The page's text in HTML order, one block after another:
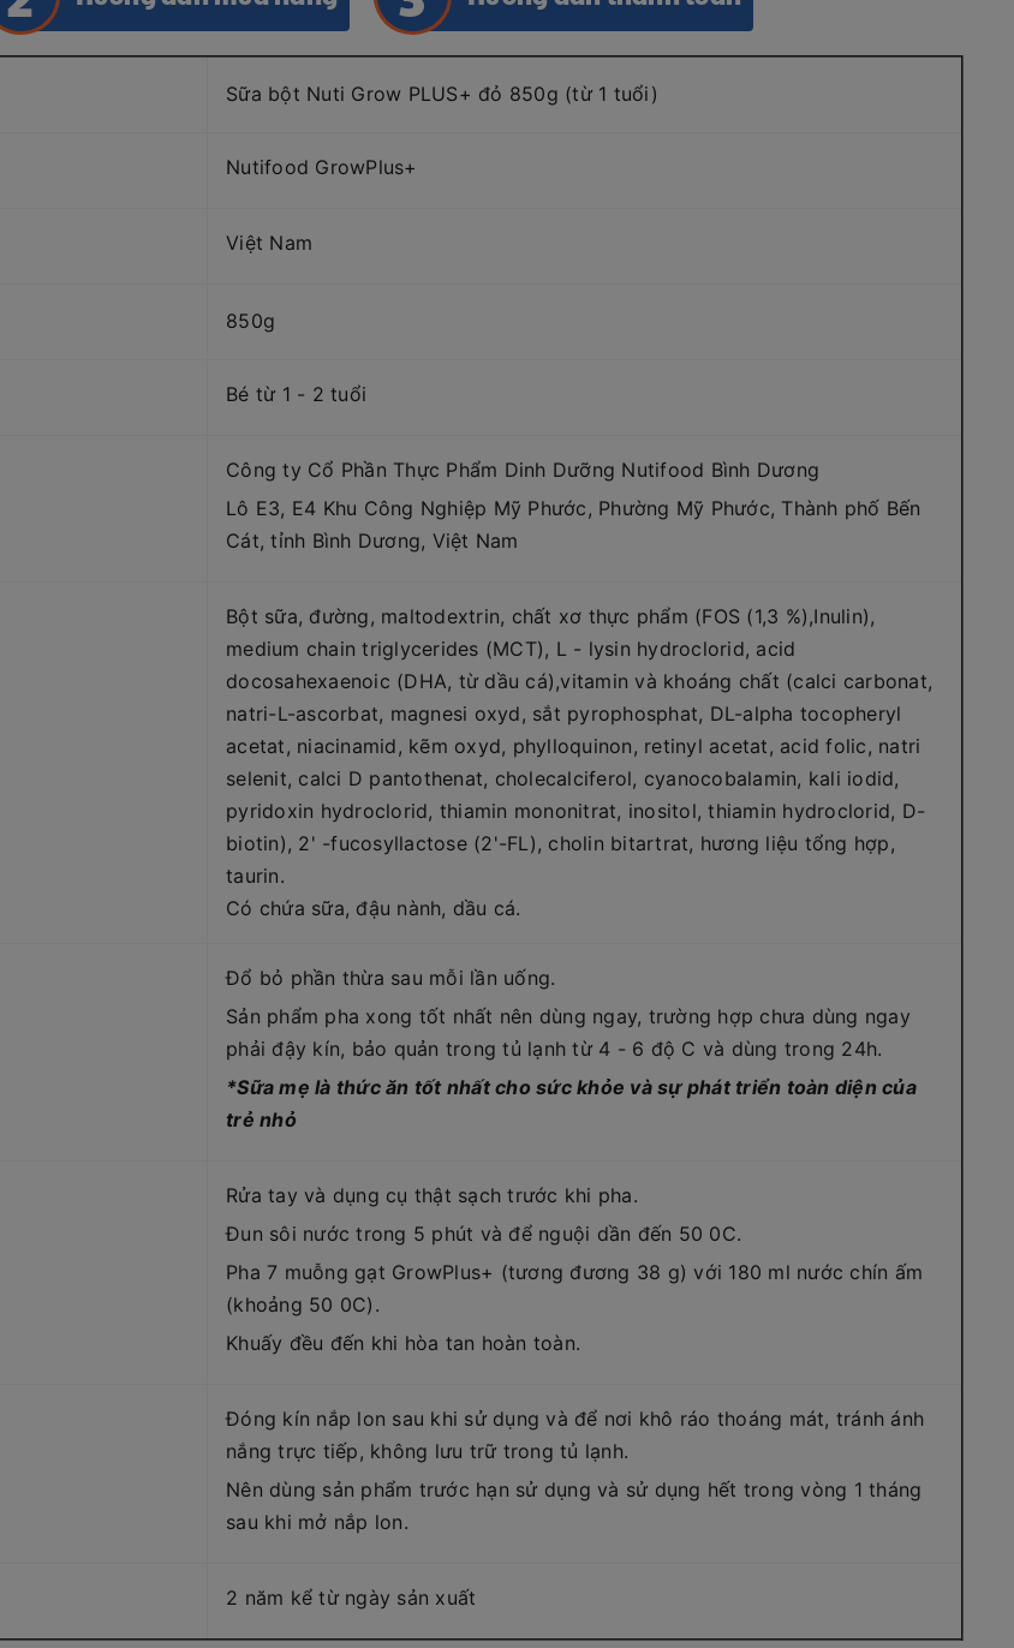
Sữa bột Nuti Grow PLUS+ đỏ 850g (từ 1 tuổi)
Nutifood GrowPlus+
Việt Nam
850g
Bé từ 1 - 2 tuổi
Công ty Cổ Phần Thực Phẩm Dinh Dưỡng Nutifood Bình Dương
Lô E3, E4 Khu Công Nghiệp Mỹ Phước, Phường Mỹ Phước, Thành phố Bến
Cát, tỉnh Bình Dương, Việt Nam
Bột sữa, đường, maltodextrin, chất xơ thực phẩm (FOS (1,3 %),Inulin),
medium chain triglycerides (MCT), L - lysin hydroclorid, acid
docosahexaenoic (DHA, từ dầu cá),vitamin và khoáng chất (calci carbonat,
natri-L-ascorbat, magnesi oxyd, sắt pyrophosphat, DL-alpha tocopheryl
acetat, niacinamid, kẽm oxyd, phylloquinon, retinyl acetat, acid folic, natri
selenit, calci D pantothenat, cholecalciferol, cyanocobalamin, kali iodid,
pyridoxin hydroclorid, thiamin mononitrat, inositol, thiamin hydroclorid, D-
biotin), 2' -fucosyllactose (2'-FL), cholin bitartrat, hương liệu tổng hợp,
taurin.
Có chứa sữa, đậu nành, dầu cá.
Đổ bỏ phần thừa sau mỗi lần uống.
Sản phẩm pha xong tốt nhất nên dùng ngay, trường hợp chưa dùng ngay
phải đậy kín, bảo quản trong tủ lạnh từ 4 - 6 độ C và dùng trong 24h.
*Sữa mẹ là thức ăn tốt nhất cho sức khỏe và sự phát triển toàn diện của
trẻ nhỏ
Rửa tay và dụng cụ thật sạch trước khi pha.
Đun sôi nước trong 5 phút và để nguội dần đến 50 0C.
Pha 7 muỗng gạt GrowPlus+ (tương đương 38 g) với 180 ml nước chín ấm
(khoảng 50 0C).
Khuấy đều đến khi hòa tan hoàn toàn.
Đóng kín nắp lon sau khi sử dụng và để nơi khô ráo thoáng mát, tránh ánh
nắng trực tiếp, không lưu trữ trong tủ lạnh.
Nên dùng sản phẩm trước hạn sử dụng và sử dụng hết trong vòng 1 tháng
sau khi mở nắp lon.
2 năm kể từ ngày sản xuất